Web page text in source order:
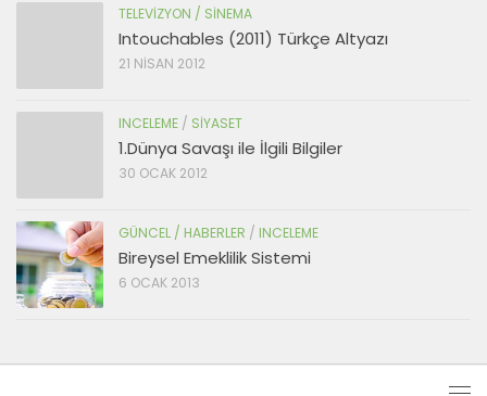
TELEVIZYON / SINEMA
Intouchables (2011) Türkçe Altyazı
21 NISAN 2012
INCELEME / SIYASET
1.Dünya Savaşı ile İlgili Bilgiler
30 OCAK 2012
GÜNCEL / HABERLER / INCELEME
Bireysel Emeklilik Sistemi
6 OCAK 2013